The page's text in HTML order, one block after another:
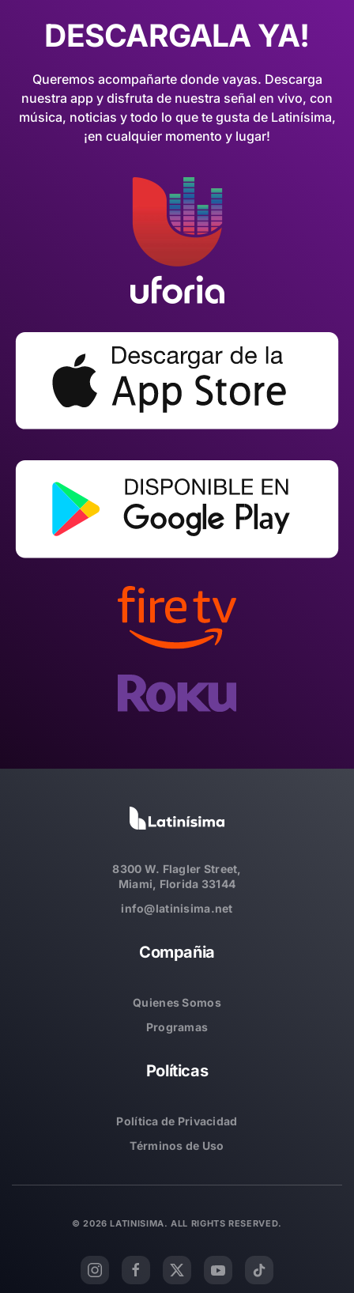
DESCARGALA YA!
Queremos acompañarte donde vayas. Descarga
nuestra app y disfruta de nuestra señal en vivo, con
música, noticias y todo lo que te gusta de Latinísima,
¡en cualquier momento y lugar!
8300 W. Flagler Street,
Miami, Florida 33144
info@latinisima.net
Compañia
Quienes Somos
Programas
Políticas
Política de Privacidad
Términos de Uso
©2026 LATINISIMA. ALL RIGHTS RESERVED.